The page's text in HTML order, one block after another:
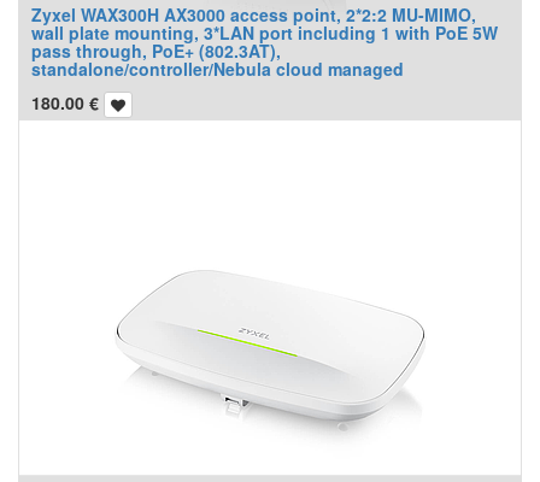
Zyxel WAX300H AX3000 access point, 2*2:2 MU-MIMO,
wall plate mounting, 3*LAN port including 1 with PoE 5W
pass through, PoE+ (802.3AT),
standalone/controller/Nebula cloud managed
180.00 €